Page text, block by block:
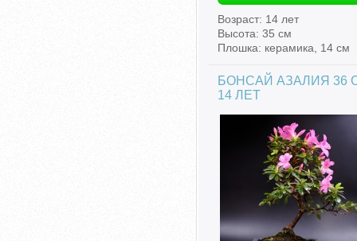
Возраст: 14 лет
Высота: 35 см
Плошка: керамика, 14 см
БОНСАЙ АЗАЛИЯ 36
14 ЛЕТ